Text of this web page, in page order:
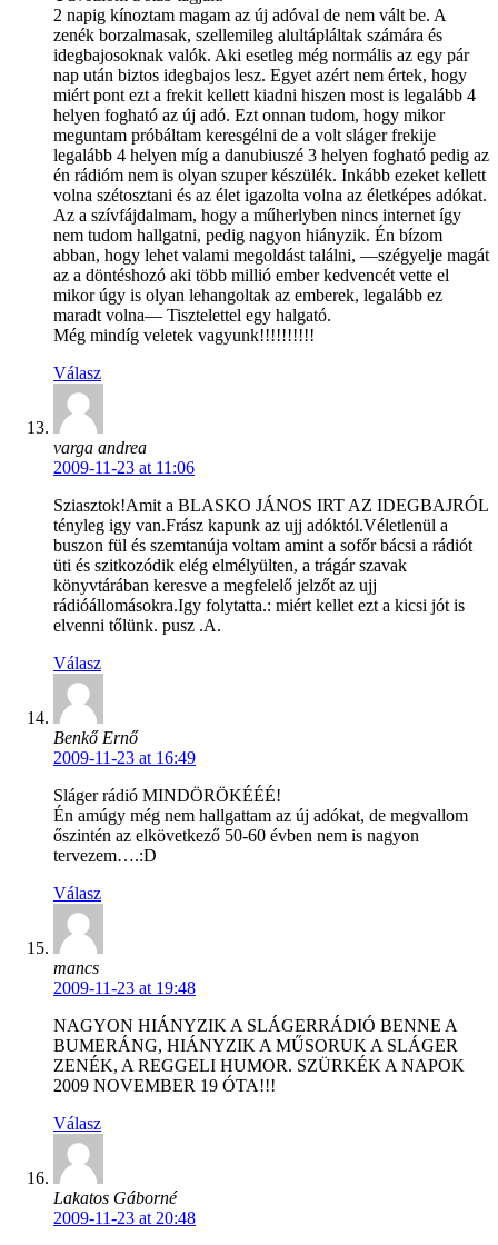
2 napig kínoztam magam az új adóval de nem vált be. A
zenék borzalmasak, szellemileg alultápláltak számára és
idegbajosoknak valók. Aki esetleg még normális az egy pár
nap után biztos idegbajos lesz. Egyet azért nem értek, hogy
miért pont ezt a frekit kellett kiadni hiszen most is legalább 4
helyen fogható az új adó. Ezt onnan tudom, hogy mikor
meguntam próbáltam keresgélni de a volt sláger frekije
legalább 4 helyen míg a danubiuszé 3 helyen fogható pedig az
én rádióm nem is olyan szuper készülék. Inkább ezeket kellett
volna szétosztani és az élet igazolta volna az életképes adókat.
Az a szívfájdalmam, hogy a műherlyben nincs internet így
nem tudom hallgatni, pedig nagyon hiányzik. Én bízom
abban, hogy lehet valami megoldást találni, —szégyelje magát
az a döntéshozó aki több millió ember kedvencét vette el
mikor úgy is olyan lehangoltak az emberek, legalább ez
maradt volna— Tisztelettel egy halgató.
Még mindíg veletek vagyunk!!!!!!!!!!
Válasz
varga andrea
2009-11-23 at 11:06
Sziasztok!Amit a BLASKO JÁNOS IRT AZ IDEGBAJRÓL
tényleg igy van.Frász kapunk az ujj adóktól.Véletlenül a
buszon fül és szemtanúja voltam amint a sofőr bácsi a rádiót
üti és szitkozódik elég elmélyülten, a trágár szavak
könyvtárában keresve a megfelelő jelzőt az ujj
rádióállomásokra.Igy folytatta.: miért kellet ezt a kicsi jót is
elvenni tőlünk. pusz .A.
Válasz
Benkő Ernő
2009-11-23 at 16:49
Sláger rádió MINDÖRÖKÉÉÉ!
Én amúgy még nem hallgattam az új adókat, de megvallom
őszintén az elkövetkező 50-60 évben nem is nagyon
tervezem….:D
Válasz
mancs
2009-11-23 at 19:48
NAGYON HIÁNYZIK A SLÁGERRÁDIÓ BENNE A
BUMERÁNG, HIÁNYZIK A MŰSORUK A SLÁGER
ZENÉK, A REGGELI HUMOR. SZÜRKÉK A NAPOK
2009 NOVEMBER 19 ÓTA!!!
Válasz
Lakatos Gáborné
2009-11-23 at 20:48